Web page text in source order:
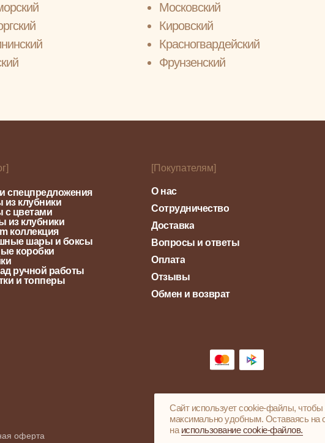
Московский
Кировский
Красногвардейский
Фрунзенский
[Покупателям]
оферта
спецпредложения
из клубники
с цветами
из клубники
коллекция
шары и боксы
коробки
ручной работы
и топперы
Отзывы
Обмен и возврат
Оплата
Вопросы и ответы
Доставка
Сотрудничество
О нас
Caйт иcпoльзуeт cookie-фaйлы,
мaкcимaльнo удoбным. Ocтaвaяcь нa
нa иcпoльзoвaниe cookie-фaйлoв.